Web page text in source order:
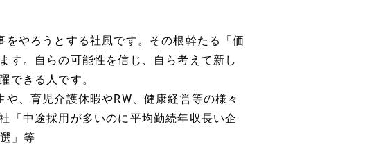
やろうとする社風です。その根幹たる「価
す。自らの可能性を信じ、自ら考えて新し
できる人です。
、育児介護休暇やRW、健康経営等の様々
「中途採用が多いのに平均勤続年収長い企
」等